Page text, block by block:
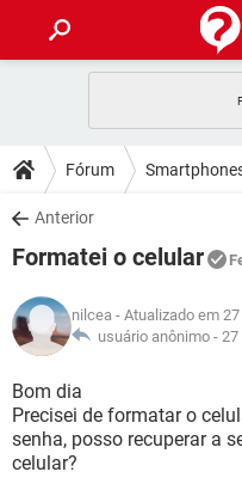
CELULAR
OUTLOOK
INSTAGRAM
GUIA DE COMPRAS
DICAS
JOGOS
INSTAGRAM
GUIA DE COMPRAS
DOWNLOADS
JOGOS
CELULAR
OUTLOOK
INSTAGRAM
GUIA DE COMPRAS
JOGOS
CELULAR
OUTLOOK
INSTAGRAM
GLOSSÁRIO
JOGOS
CELULAR
OUTLOOK
Fórum
Anterior
Formatei o celular
nilcea - Atualizado em
usuário anônimo - 27
Bom dia
Precisei de formatar o
senha, posso recuperar a
celular?